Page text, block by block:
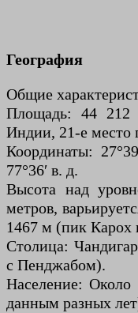
География
Общие
Площадь: 44 212
Индии, 21-е место
Координаты:
77°36′ в. д.
Высота над
метров,
1467 м (пик Карох
Столица:
с Пенджабом).
Население:
данным разных